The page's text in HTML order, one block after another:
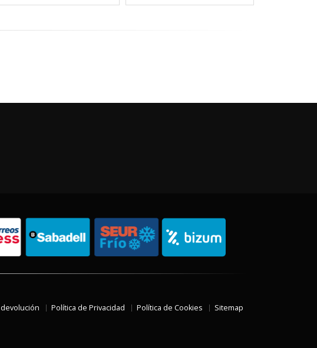
Política de Privacidad Política de Cookies Sitemap